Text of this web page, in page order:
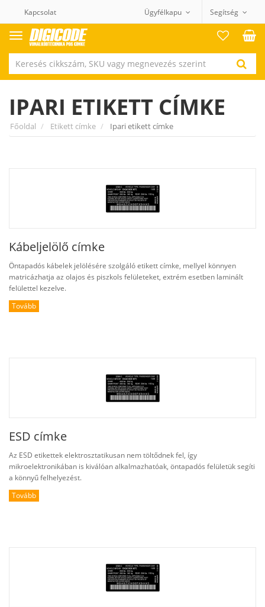
Kapcsolat Ügyfélkapu Segítség
Termék
kategóriák
IPARI ETIKETT CÍMKE
Főoldal Etikett címke Ipari etikett címke
Kábeljelölő címke
Öntapadós kábelek jelölésére szolgáló etikett címke, mellyel könnyen
matricázhatja az olajos és piszkols felületeket, extrém esetben laminált
felülettel kezelve.
Tovább
ESD címke
Az ESD etikettek elektrosztatikusan nem töltődnek fel, így
mikroelektronikában is kiválóan alkalmazhatóak, öntapadós felületük segíti
a könnyű felhelyezést.
Tovább